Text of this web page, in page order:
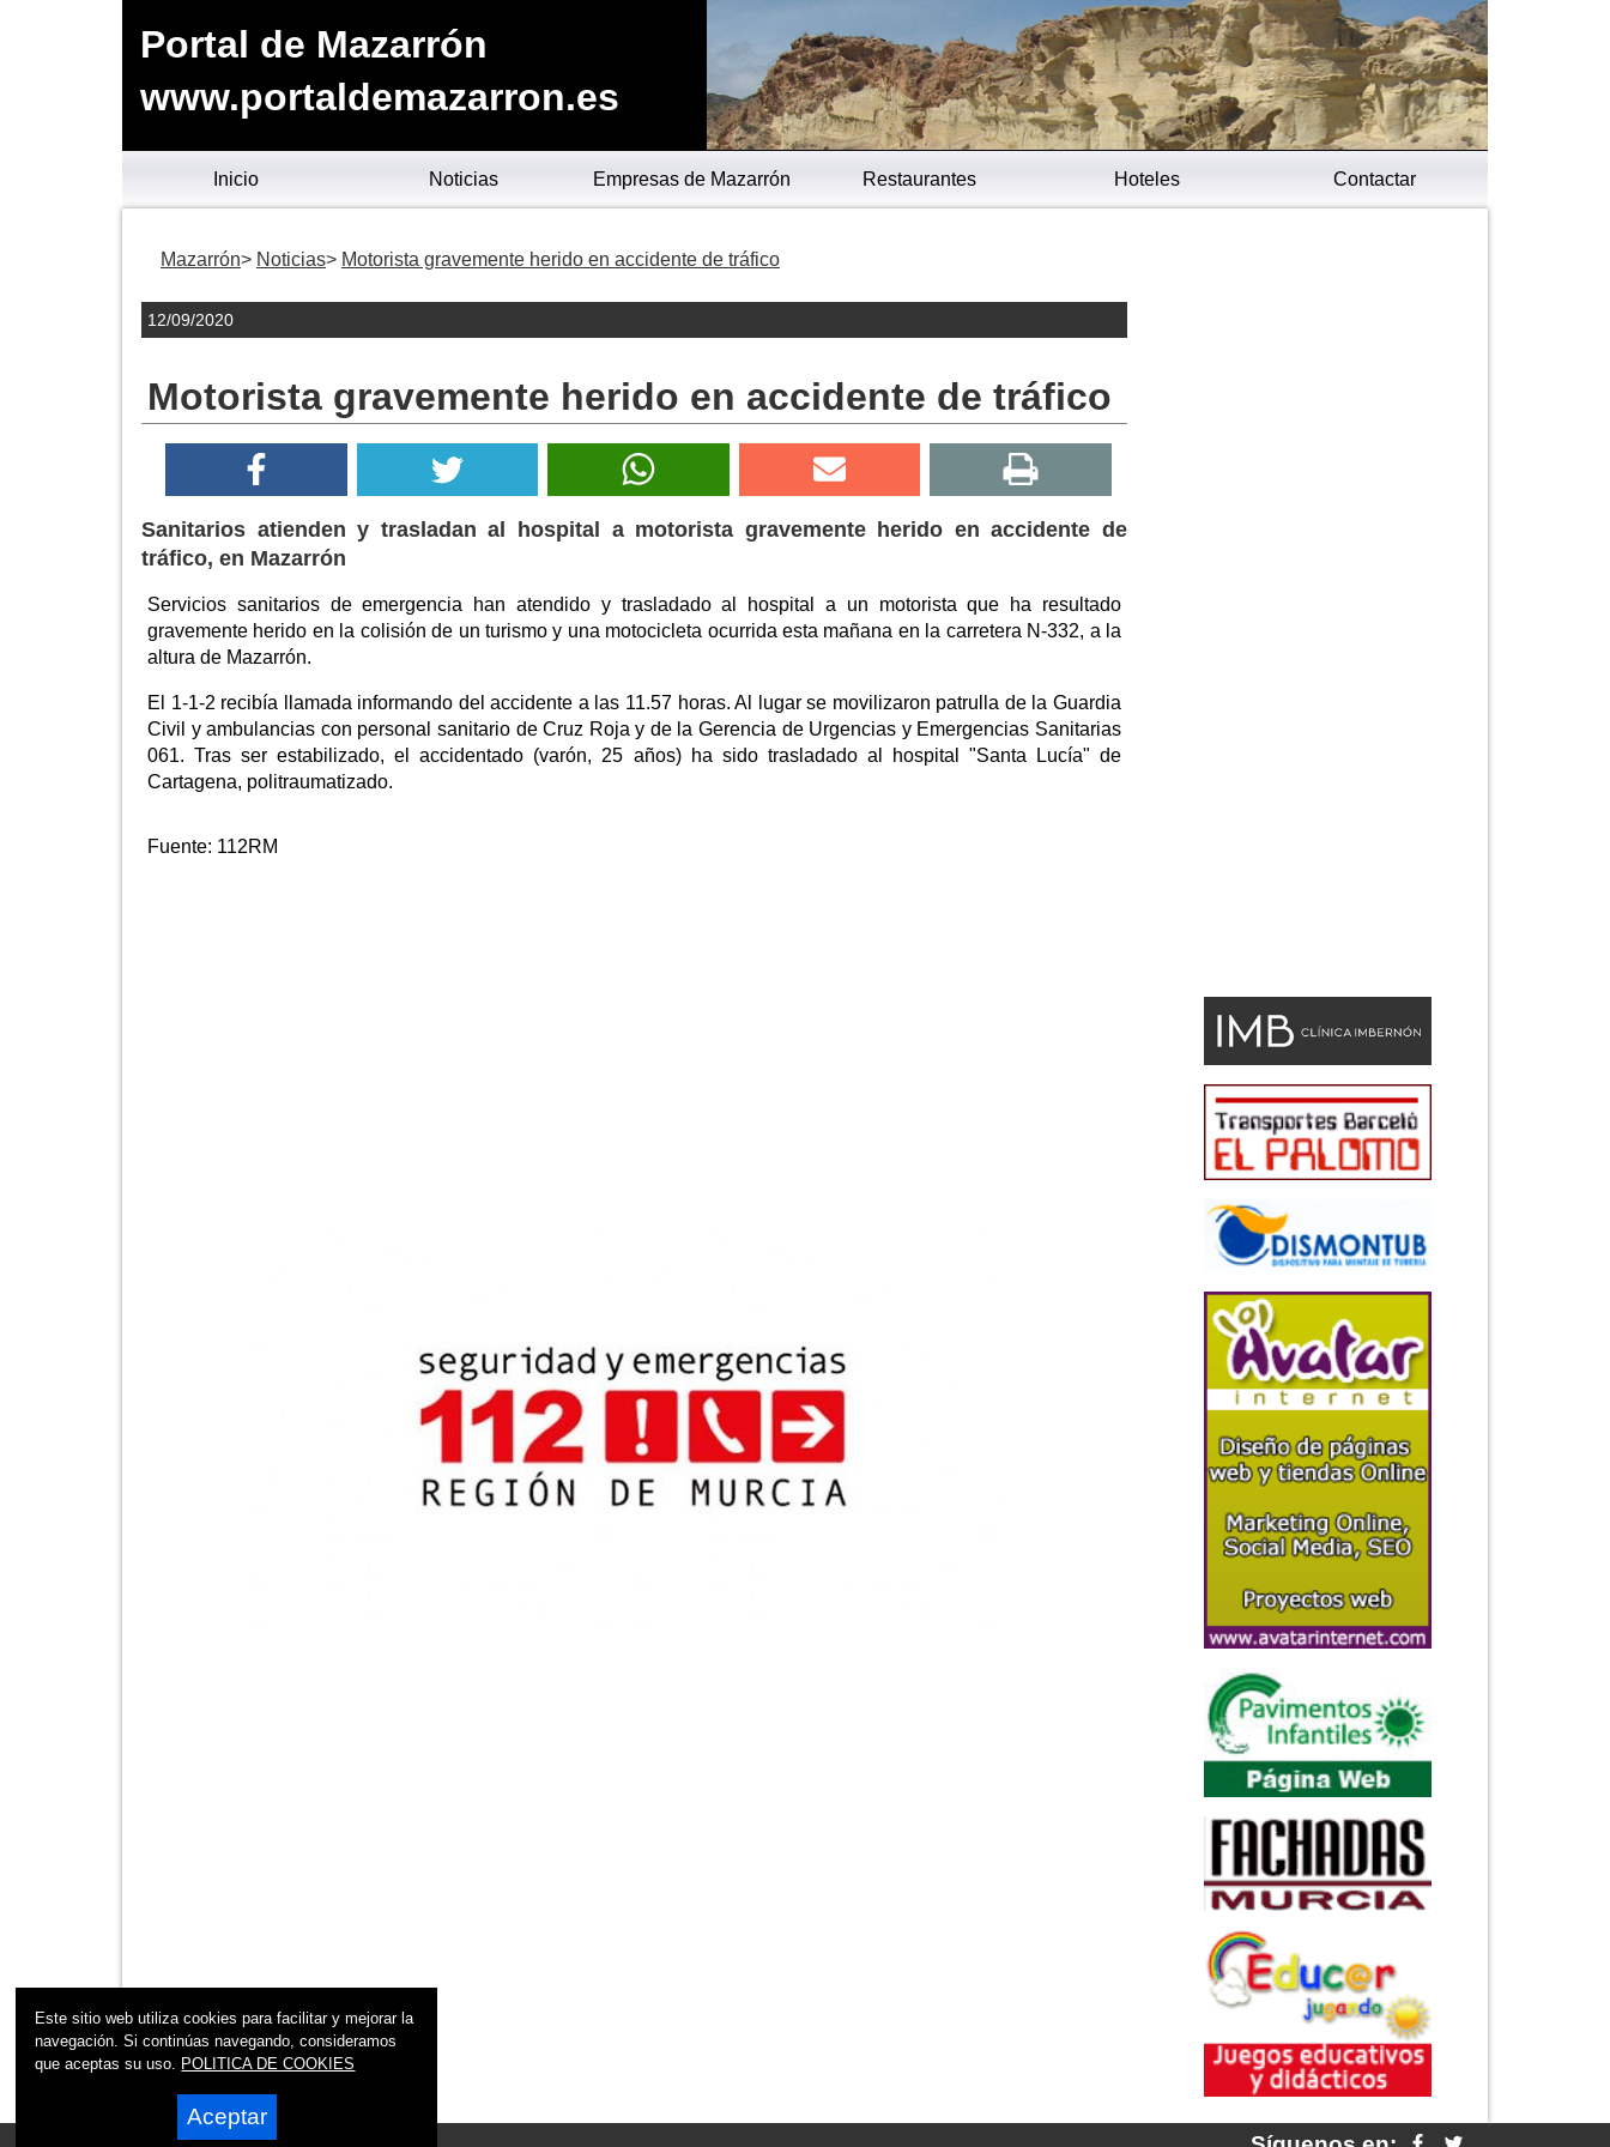
Portal de Mazarrón
www.portaldemazarron.es
Inicio Noticias Empresas de Mazarrón Restaurantes Hoteles Contactar
Mazarrón Noticias Motorista gravemente herido en accidente de tráfico
12/09/2020
Motorista gravemente herido en accidente de tráfico
Sanitarios atienden y trasladan al hospital a motorista gravemente herido en accidente de
tráfico, en Mazarrón
Servicios sanitarios de emergencia han atendido y trasladado al hospital a un motorista que ha resultado
gravemente herido en la colisión de un turismo y una motocicleta ocurrida esta mañana en la carretera N-332, a la
altura de Mazarrón.
El 1-1-2 recibía llamada informando del accidente a las 11.57 horas. Al lugar se movilizaron patrulla de la Guardia
Civil y ambulancias con personal sanitario de Cruz Roja y de la Gerencia de Urgencias y Emergencias Sanitarias
061. Tras ser estabilizado, el accidentado (varón, 25 años) ha sido trasladado al hospital "Santa Lucía" de
Cartagena, politraumatizado.
Fuente: 112RM
Este sitio web utiliza cookies para facilitar y mejorar la
navegación. Si continúas navegando, consideramos
que aceptas su uso. POLITICA DE COOKIES
Aceptar